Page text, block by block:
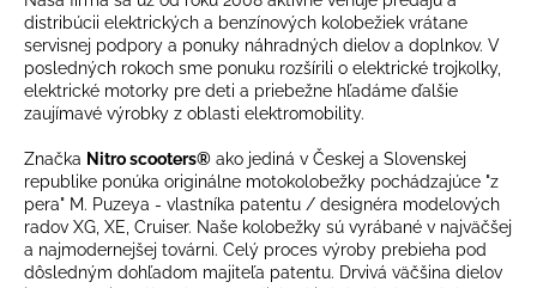
distribúcii elektrických a benzínových kolobežiek vrátane
servisnej podpory a ponuky náhradných dielov a doplnkov. V
posledných rokoch sme ponuku rozšírili o elektrické trojkolky,
elektrické motorky pre deti a priebežne hľadáme ďalšie
zaujímavé výrobky z oblasti elektromobility.
Značka Nitro scooters® ako jediná v Českej a Slovenskej
republike ponúka originálne motokolobežky pochádzajúce "z
pera" M. Puzeya - vlastníka patentu / designéra modelových
radov XG, XE, Cruiser. Naše kolobežky sú vyrábané v najväčšej
a najmodernejšej továrni. Celý proces výroby prebieha pod
dôsledným dohľadom majiteľa patentu. Drvivá väčšina dielov